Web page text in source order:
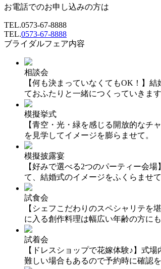
お電話でのお申し込みの方は
TEL.0573-67-8888
TEL.0573-67-8888
ブライダルフェア内容
相談会
【何も決まっていなくてもOK！】
ておふたりと一緒につくっていきます
模擬挙式
【青空・光・緑を感じる開放的な
を見学してイメージを膨らませて。
模擬披露宴
【好みで選べる2つのパーティー会
て、結婚式のイメージをふくらませ
試食会
【シェフこだわりのスペシャリテ
に入る創作料理は幅広い年齢の方に
試着会
【ドレスショップで花嫁体験♪】式
難しい場合もあるので予約時に確認を